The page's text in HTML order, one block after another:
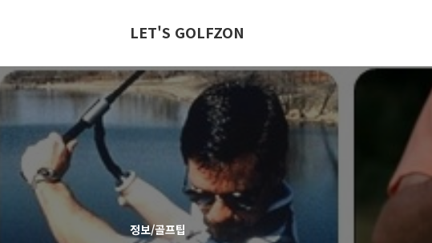
LET'S GOLFZON
정보/골프팁